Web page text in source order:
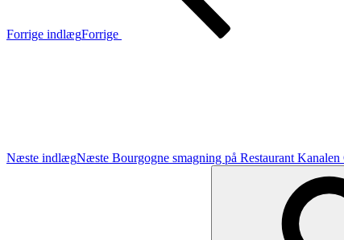
Forrige indlægForrige
Næste indlægNæste Bourgogne smagning på Restaurant Kanalen